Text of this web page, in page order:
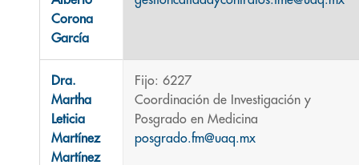
Corona
García
Dra.
Martha
Leticia
Martínez
Martínez
Fijo: 6227
Coordinación de Investigación y
Posgrado en Medicina
posgrado.fm@uaq.mx